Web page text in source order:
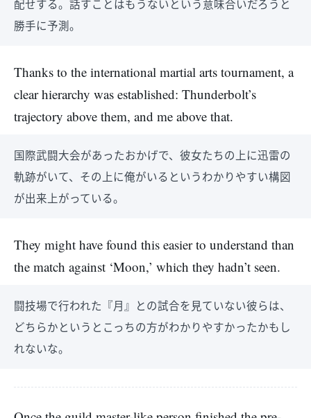
配せする。話すことはもうないという意味合いだろうと
勝手に予測。
Thanks to the international martial arts tournament, a
clear hierarchy was established: Thunderbolt’s
trajectory above them, and me above that.
国際武闘大会があったおかげで、彼女たちの上に迅雷の
軌跡がいて、その上に俺がいるというわかりやすい構図
が出来上がっている。
They might have found this easier to understand than
the match against ‘Moon,’ which they hadn’t seen.
闘技場で行われた『月』との試合を見ていない彼らは、
どちらかというとこっちの方がわかりやすかったかもし
れないな。